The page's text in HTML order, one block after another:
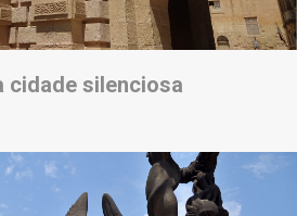
cidade silenciosa